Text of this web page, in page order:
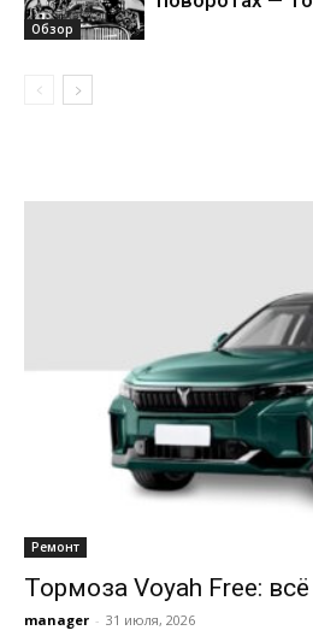
Обзор
Ремонт
Тормоза Voyah Free:
manager - 31 июля, 2026